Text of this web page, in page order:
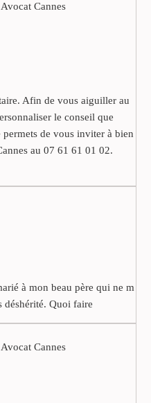
Cannes
Afin de vous aiguiller au
le conseil que
de vous inviter à bien
au 07 61 61 01 02.
à mon beau père qui ne m
déshérité. Quoi faire
Cannes